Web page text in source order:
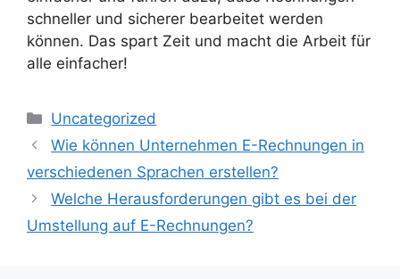
schneller und sicherer bearbeitet werden
können. Das spart Zeit und macht die Arbeit für
alle einfacher!
Kategorien
Uncategorized
Wie können Unternehmen E-Rechnungen in
verschiedenen Sprachen erstellen?
Welche Herausforderungen gibt es bei der
Umstellung auf E-Rechnungen?